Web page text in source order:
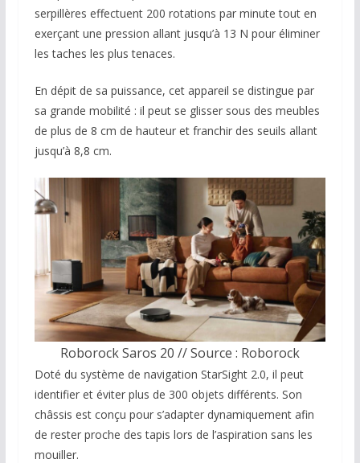
serpillères effectuent 200 rotations par minute tout en
exerçant une pression allant jusqu’à 13 N pour éliminer
les taches les plus tenaces.
En dépit de sa puissance, cet appareil se distingue par
sa grande mobilité : il peut se glisser sous des meubles
de plus de 8 cm de hauteur et franchir des seuils allant
jusqu’à 8,8 cm.
Roborock Saros 20 // Source : Roborock
Doté du système de navigation StarSight 2.0, il peut
identifier et éviter plus de 300 objets différents. Son
châssis est conçu pour s’adapter dynamiquement afin
de rester proche des tapis lors de l’aspiration sans les
mouiller.